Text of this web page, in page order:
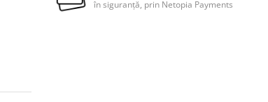
în siguranță, prin Netopia Payments